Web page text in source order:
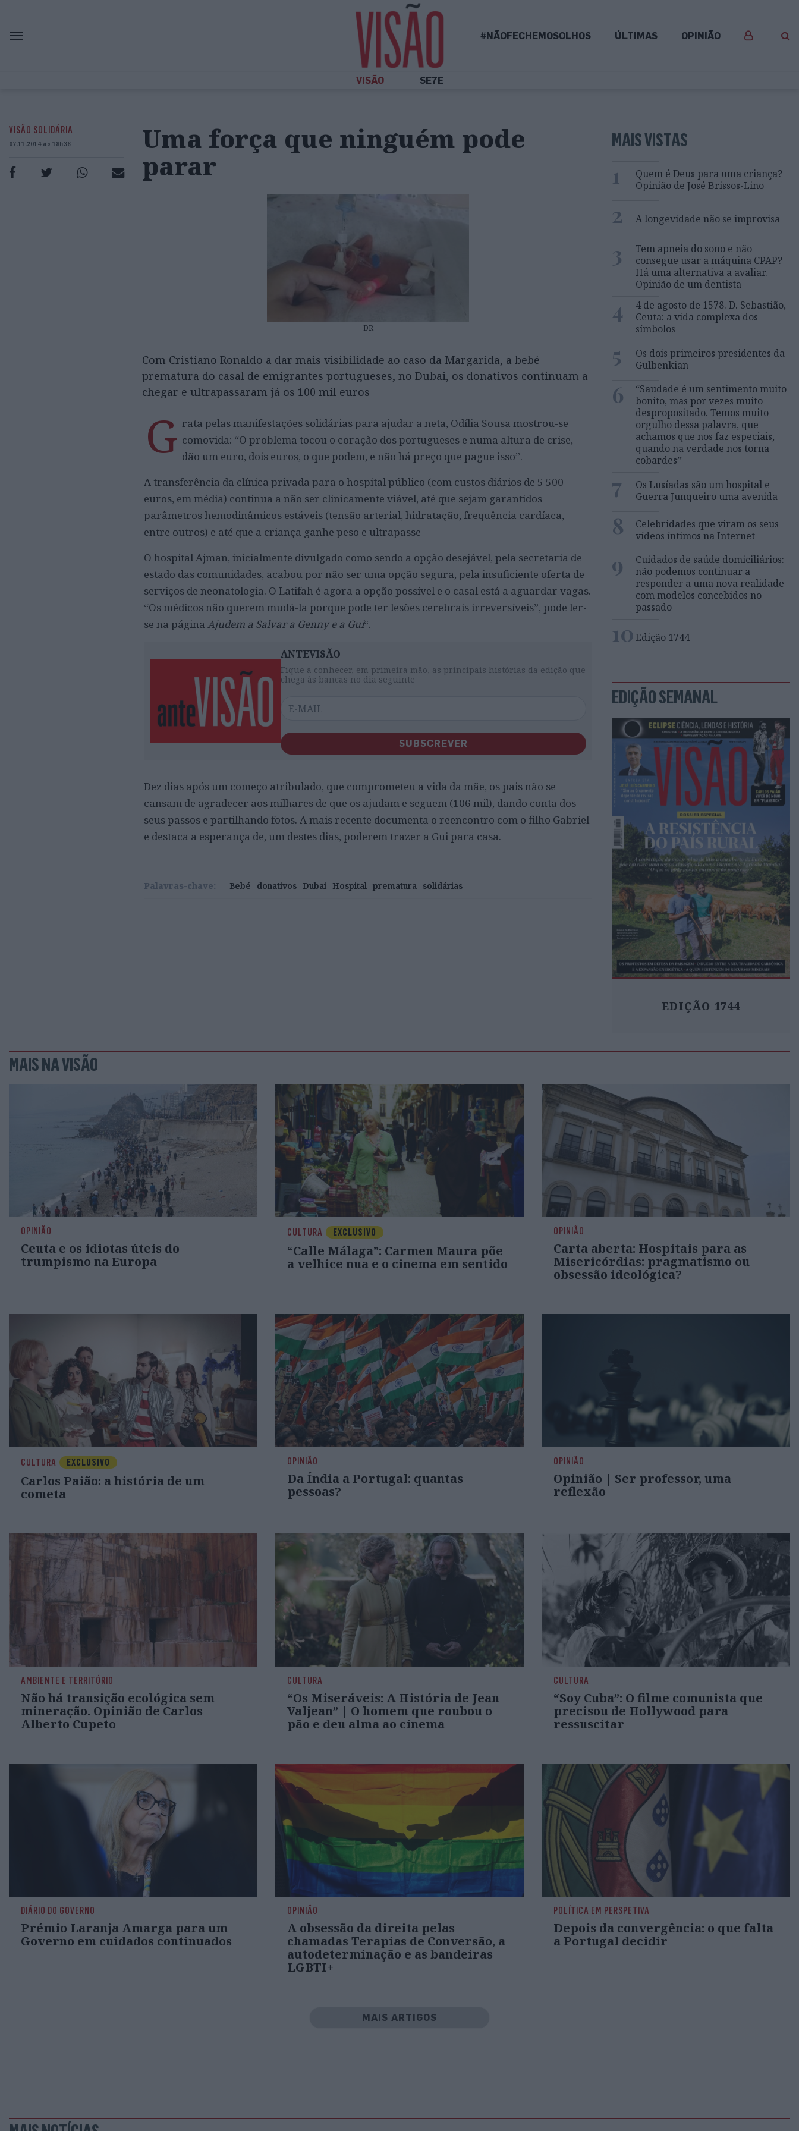
#NÃOFECHEMOSOLHOS ÚLTIMAS OPINIÃO
VISÃO SE7E
VISÃO SOLIDÁRIA
07.11.2014 às 18h36
Uma força que ninguém pode
parar
DR
Com Cristiano Ronaldo a dar mais visibilidade ao caso da Margarida, a bebé
prematura do casal de emigrantes portugueses, no Dubai, os donativos continuam a
chegar e ultrapassaram já os 100 mil euros
G rata pelas manifestações solidárias para ajudar a neta, Odília Sousa mostrou-se
comovida: “O problema tocou o coração dos portugueses e numa altura de crise,
dão um euro, dois euros, o que podem, e não há preço que pague isso”.
A transferência da clínica privada para o hospital público (com custos diários de 5 500
euros, em média) continua a não ser clinicamente viável, até que sejam garantidos
parâmetros hemodinâmicos estáveis (tensão arterial, hidratação, frequência cardíaca,
entre outros) e até que a criança ganhe peso e ultrapasse
O hospital Ajman, inicialmente divulgado como sendo a opção desejável, pela secretaria de
estado das comunidades, acabou por não ser uma opção segura, pela insuficiente oferta de
serviços de neonatologia. O Latifah é agora a opção possível e o casal está a aguardar vagas.
“Os médicos não querem mudá-la porque pode ter lesões cerebrais irreversíveis”, pode ler-
se na página Ajudem a Salvar a Genny e a Gui“.
ANTEVISÃO
Fique a conhecer, em primeira mão, as principais histórias da edição que
chega às bancas no dia seguinte
SUBSCREVER
Dez dias após um começo atribulado, que comprometeu a vida da mãe, os pais não se
cansam de agradecer aos milhares de que os ajudam e seguem (106 mil), dando conta dos
seus passos e partilhando fotos. A mais recente documenta o reencontro com o filho Gabriel
e destaca a esperança de, um destes dias, poderem trazer a Gui para casa.
Palavras-chave: Bebé donativos Dubai Hospital prematura solidárias
MAIS VISTAS
1
Quem é Deus para uma criança?
Opinião de José Brissos-Lino
2 A longevidade não se improvisa
3
Tem apneia do sono e não
consegue usar a máquina CPAP?
Há uma alternativa a avaliar.
Opinião de um dentista
4
4 de agosto de 1578. D. Sebastião,
Ceuta: a vida complexa dos
símbolos
5
Os dois primeiros presidentes da
Gulbenkian
6
“Saudade é um sentimento muito
bonito, mas por vezes muito
despropositado. Temos muito
orgulho dessa palavra, que
achamos que nos faz especiais,
quando na verdade nos torna
cobardes’’
7
Os Lusíadas são um hospital e
Guerra Junqueiro uma avenida
8
Celebridades que viram os seus
vídeos íntimos na Internet
9
Cuidados de saúde domiciliários:
não podemos continuar a
responder a uma nova realidade
com modelos concebidos no
passado
10Edição 1744
EDIÇÃO SEMANAL
EDIÇÃO 1744
MAIS NA VISÃO
OPINIÃO
Ceuta e os idiotas úteis do
trumpismo na Europa
CULTURA EXCLUSIVO
“Calle Málaga”: Carmen Maura põe
a velhice nua e o cinema em sentido
OPINIÃO
Carta aberta: Hospitais para as
Misericórdias: pragmatismo ou
obsessão ideológica?
CULTURA EXCLUSIVO
Carlos Paião: a história de um
cometa
OPINIÃO
Da Índia a Portugal: quantas
pessoas?
OPINIÃO
Opinião | Ser professor, uma
reflexão
AMBIENTE E TERRITÓRIO
Não há transição ecológica sem
mineração. Opinião de Carlos
Alberto Cupeto
CULTURA
“Os Miseráveis: A História de Jean
Valjean” | O homem que roubou o
pão e deu alma ao cinema
CULTURA
“Soy Cuba”: O filme comunista que
precisou de Hollywood para
ressuscitar
DIÁRIO DO GOVERNO
Prémio Laranja Amarga para um
Governo em cuidados continuados
OPINIÃO
A obsessão da direita pelas
chamadas Terapias de Conversão, a
autodeterminação e as bandeiras
LGBTI+
POLÍTICA EM PERSPETIVA
Depois da convergência: o que falta
a Portugal decidir
MAIS ARTIGOS